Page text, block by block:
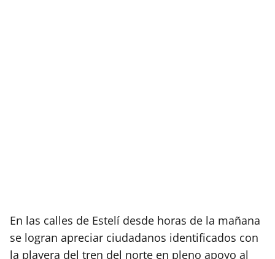
En las calles de Estelí desde horas de la mañana
se logran apreciar ciudadanos identificados con
la playera del tren del norte en pleno apoyo al